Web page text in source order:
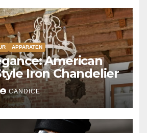
APPARATEN
American
Iron Chandelier
CANDICE